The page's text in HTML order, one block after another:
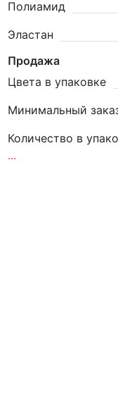
Полиамид
Эластан
Продажа
Цвета в упаковке
Минимальный
Количество в
...